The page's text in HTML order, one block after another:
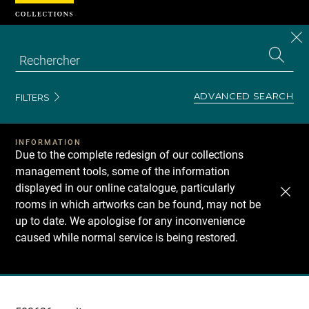
FILTERS ADVANCED SEARCH
INFORMATION
Due to the complete redesign of our collections
management tools, some of the information
displayed in our online catalogue, particularly
rooms in which artworks can be found, may not be
up to date. We apologise for any inconvenience
caused while normal service is being restored.
Recherche
Cookies management panel